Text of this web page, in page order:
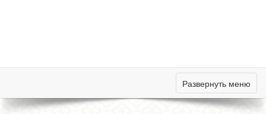
Развернуть меню